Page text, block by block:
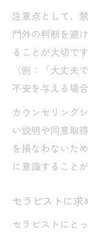
実践例
カウン
く方法
カウンセ
践法
リラク
ング術
ング術
ニック
注意点として、
門外の判断を避
ることが大切で
（例：「大丈夫
不安を与える場
カウンセリング
い説明や同意取
を損なわないた
に意識すること
セラピストに求
セラピストにと